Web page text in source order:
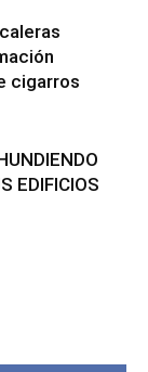
cigarros
EDIFICIOS